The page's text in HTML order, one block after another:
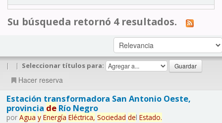
Su búsqueda retornó 4 resultados.
| | Seleccionar títulos para:
Hacer reserva
Estación transformadora San Antonio Oeste,
provincia deRío Negro
por Agua y Energía Eléctrica, Sociedad del Estado.